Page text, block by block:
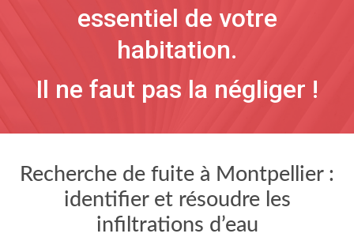
essentiel de votre
habitation.
Il ne faut pas la négliger !
Recherche de fuite à Montpellier :
identifier et résoudre les
infiltrations d’eau